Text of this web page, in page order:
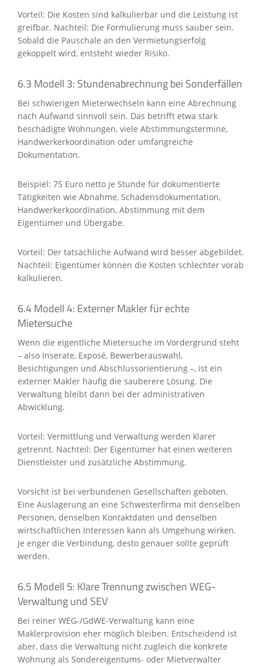
Vorteil: Die Kosten sind kalkulierbar und die Leistung ist
greifbar. Nachteil: Die Formulierung muss sauber sein.
Sobald die Pauschale an den Vermietungserfolg
gekoppelt wird, entsteht wieder Risiko.
6.3 Modell 3: Stundenabrechnung bei Sonderfällen
Bei schwierigen Mieterwechseln kann eine Abrechnung
nach Aufwand sinnvoll sein. Das betrifft etwa stark
beschädigte Wohnungen, viele Abstimmungstermine,
Handwerkerkoordination oder umfangreiche
Dokumentation.
Beispiel: 75 Euro netto je Stunde für dokumentierte
Tätigkeiten wie Abnahme, Schadensdokumentation,
Handwerkerkoordination, Abstimmung mit dem
Eigentümer und Übergabe.
Vorteil: Der tatsächliche Aufwand wird besser abgebildet.
Nachteil: Eigentümer können die Kosten schlechter vorab
kalkulieren.
6.4 Modell 4: Externer Makler für echte
Mietersuche
Wenn die eigentliche Mietersuche im Vordergrund steht
– also Inserate, Exposé, Bewerberauswahl,
Besichtigungen und Abschlussorientierung –, ist ein
externer Makler häufig die sauberere Lösung. Die
Verwaltung bleibt dann bei der administrativen
Abwicklung.
Vorteil: Vermittlung und Verwaltung werden klarer
getrennt. Nachteil: Der Eigentümer hat einen weiteren
Dienstleister und zusätzliche Abstimmung.
Vorsicht ist bei verbundenen Gesellschaften geboten.
Eine Auslagerung an eine Schwesterfirma mit denselben
Personen, denselben Kontaktdaten und denselben
wirtschaftlichen Interessen kann als Umgehung wirken.
Je enger die Verbindung, desto genauer sollte geprüft
werden.
6.5 Modell 5: Klare Trennung zwischen WEG-
Verwaltung und SEV
Bei reiner WEG-/GdWE-Verwaltung kann eine
Maklerprovision eher möglich bleiben. Entscheidend ist
aber, dass die Verwaltung nicht zugleich die konkrete
Wohnung als Sondereigentums- oder Mietverwalter